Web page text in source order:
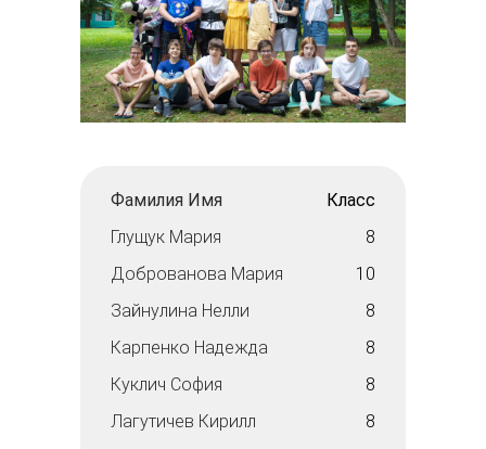
Фамилия Имя
Глущук Мария
Доброванова Мария
Зайнулина Нелли
Карпенко Надежда
Куклич София
Лагутичев Кирилл
Класс
8
10
8
8
8
8